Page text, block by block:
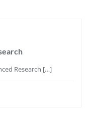
Research […]